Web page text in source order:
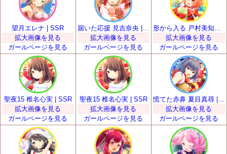
望月エレナ | SSR
拡大画像を見る
ガールページを見る
届いた応援 見吉奈央 | SSR
拡大画像を見る
ガールページを見る
拡大画像を見る
ガールページを見る
聖夜15 椎名心実 | SSR
拡大画像を見る
ガールページを見る
聖夜15 椎名心実 | SSR
拡大画像を見る
ガールページを見る
慌てた赤鼻 夏目真尋 | SSR
拡大画像を見る
ガールページを見る